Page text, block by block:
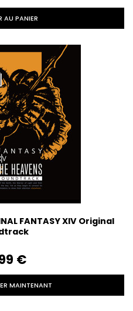
AU PANIER
FANTASY XIV Original
‎€
MAINTENANT